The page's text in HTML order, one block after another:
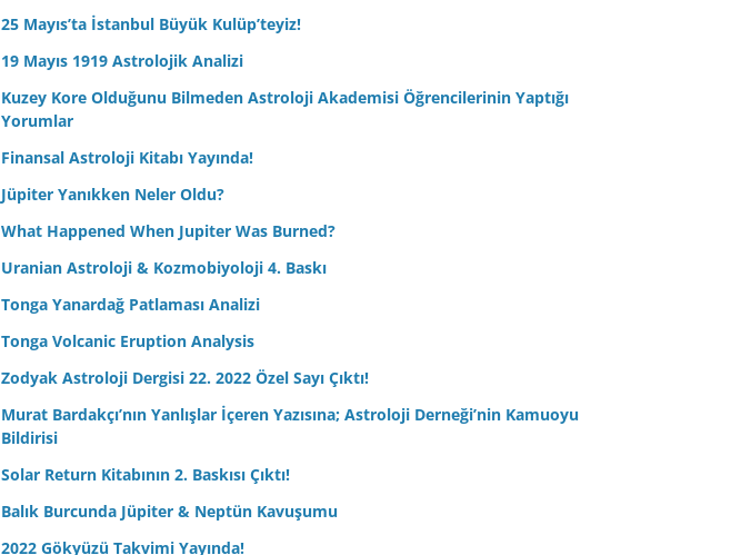
25 Mayıs’ta İstanbul Büyük Kulüp’teyiz!
19 Mayıs 1919 Astrolojik Analizi
Kuzey Kore Olduğunu Bilmeden Astroloji Akademisi Öğrencilerinin Yaptığı
Yorumlar
Finansal Astroloji Kitabı Yayında!
Jüpiter Yanıkken Neler Oldu?
What Happened When Jupiter Was Burned?
Uranian Astroloji & Kozmobiyoloji 4. Baskı
Tonga Yanardağ Patlaması Analizi
Tonga Volcanic Eruption Analysis
Zodyak Astroloji Dergisi 22. 2022 Özel Sayı Çıktı!
Murat Bardakçı’nın Yanlışlar İçeren Yazısına; Astroloji Derneği’nin Kamuoyu
Bildirisi
Solar Return Kitabının 2. Baskısı Çıktı!
Balık Burcunda Jüpiter & Neptün Kavuşumu
2022 Gökyüzü Takvimi Yayında!